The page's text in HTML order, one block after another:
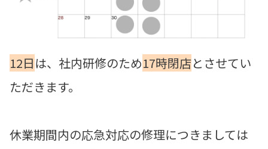
12日は、社内研修のため17時閉店とさせてい
ただきます。
休業期間内の応急対応の修理につきましては